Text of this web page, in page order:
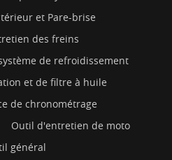
et Pare-brise
des freins
de refroidissement
et de filtre à huile
de chronométrage
Outil d'entretien de moto
général